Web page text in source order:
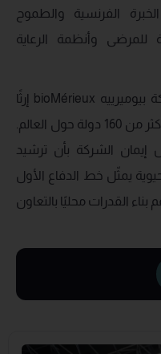
الفرنسية والطموح
وأنظمة الرعاية
ومنذ تأسيسها عام 1963، بنت شركة بيوميرييه bioMérieux إرثًا
راسخًا في الابتكار، وهي تخدم اليوم أكثر من 160 دولة حول العالم.
إيمان الشركة بأن ترشيد
يمثّل خط الدفاع الأول
القدرات محليًا بالتعاون